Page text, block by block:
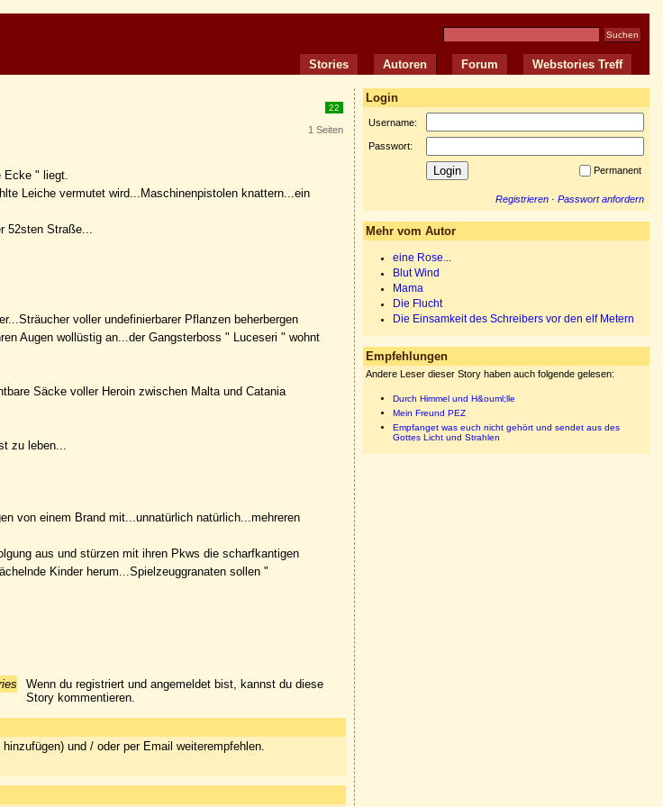
Stories Autoren Forum Webstories Treff
22
1 Seiten
Ecke " liegt.
Leiche vermutet wird...Maschinenpistolen knattern...ein
Straße...
voller undefinierbarer Pflanzen beherbergen
Augen wollüstig an...der Gangsterboss " Luceseri " wohnt
Säcke voller Heroin zwischen Malta und Catania
zu leben...
von einem Brand mit...unnatürlich natürlich...mehreren
aus und stürzen mit ihren Pkws die scharfkantigen
Kinder herum...Spielzeuggranaten sollen "
Wenn du registriert und angemeldet bist, kannst du diese
Story kommentieren.
und / oder per Email weiterempfehlen.
Login
Username:
Passwort:
Permanent
Registrieren · Passwort anfordern
Mehr vom Autor
eine Rose...
Blut Wind
Mama
Die Flucht
Die Einsamkeit des Schreibers vor den elf Metern
Empfehlungen
Andere Leser dieser Story haben auch folgende gelesen:
Durch Himmel und H&ouml;lle
Mein Freund PEZ
Empfanget was euch nicht gehört und sendet aus des
Gottes Licht und Strahlen